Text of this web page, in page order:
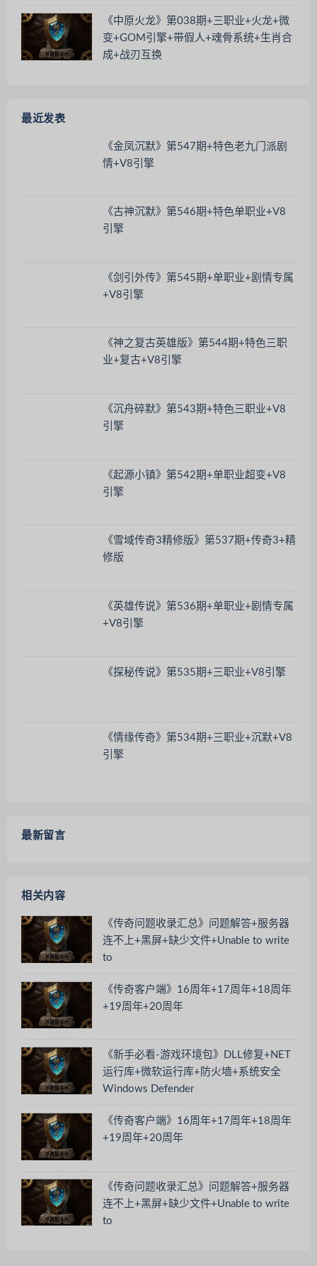
《中原火龙》第038期+三职业+火龙+微
变+GOM引擎+带假人+魂骨系统+生肖合
成+战刃互换
最近发表
《金凤沉默》第547期+特色老九门派剧
情+V8引擎
《古神沉默》第546期+特色单职业+V8
引擎
《剑引外传》第545期+单职业+剧情专属
+V8引擎
《神之复古英雄版》第544期+特色三职
业+复古+V8引擎
《沉舟碎默》第543期+特色三职业+V8
引擎
《起源小镇》第542期+单职业超变+V8
引擎
《雪域传奇3精修版》第537期+传奇3+精
修版
《英雄传说》第536期+单职业+剧情专属
+V8引擎
《探秘传说》第535期+三职业+V8引擎
《情缘传奇》第534期+三职业+沉默+V8
引擎
最新留言
相关内容
《传奇问题收录汇总》问题解答+服务器
连不上+黑屏+缺少文件+Unable to write
to
《传奇客户端》16周年+17周年+18周年
+19周年+20周年
《新手必看-游戏环境包》DLL修复+NET
运行库+微软运行库+防火墙+系统安全
Windows Defender
《传奇客户端》16周年+17周年+18周年
+19周年+20周年
《传奇问题收录汇总》问题解答+服务器
连不上+黑屏+缺少文件+Unable to write
to